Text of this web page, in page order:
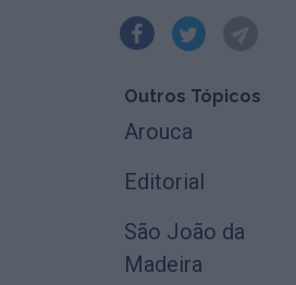
Outros Tópicos
Arouca
Editorial
São João da
Madeira